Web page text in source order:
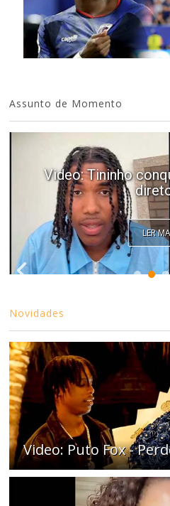
Assunto de Momento
Video: Tininho
LER
Novidades
Video: Puto Fox -